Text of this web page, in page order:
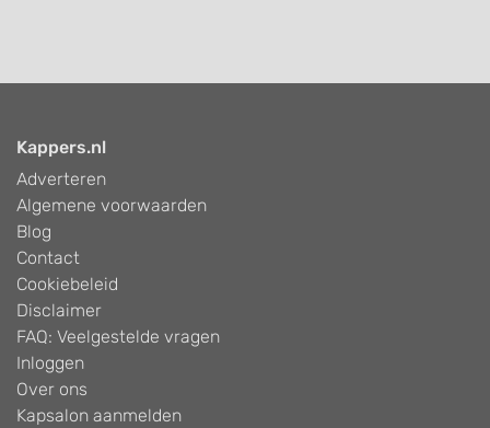
Kappers.nl
Adverteren
Algemene voorwaarden
Blog
Contact
Cookiebeleid
Disclaimer
FAQ: Veelgestelde vragen
Inloggen
Over ons
Kapsalon aanmelden